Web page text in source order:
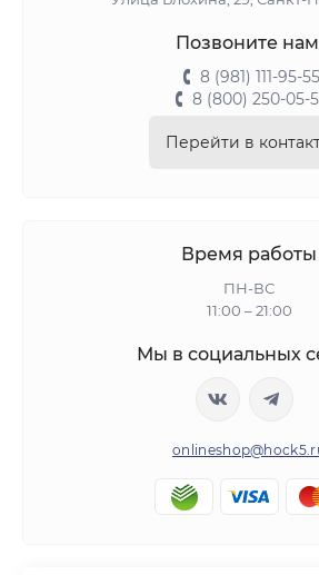
Позвоните
8 (981) 111-95-55
8 (800) 250-05-
Перейти в
Время работы
ПН-ВС
11:00 – 21:00
Мы в социальных